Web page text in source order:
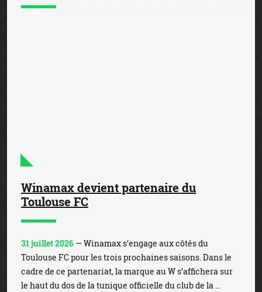
Winamax devient partenaire du
Toulouse FC
31 juillet 2026 — Winamax s’engage aux côtés du
Toulouse FC pour les trois prochaines saisons. Dans le
cadre de ce partenariat, la marque au W s’affichera sur
le haut du dos de la tunique officielle du club de la ...